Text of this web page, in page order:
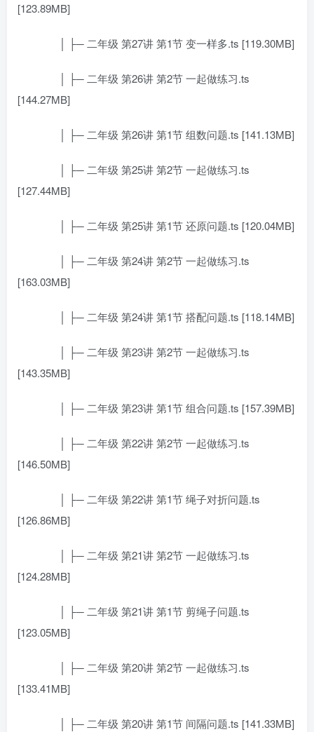
[123.89MB]
│ ├─ 二年级 第27讲 第1节 变一样多.ts [119.30MB]
│ ├─ 二年级 第26讲 第2节 一起做练习.ts
[144.27MB]
│ ├─ 二年级 第26讲 第1节 组数问题.ts [141.13MB]
│ ├─ 二年级 第25讲 第2节 一起做练习.ts
[127.44MB]
│ ├─ 二年级 第25讲 第1节 还原问题.ts [120.04MB]
│ ├─ 二年级 第24讲 第2节 一起做练习.ts
[163.03MB]
│ ├─ 二年级 第24讲 第1节 搭配问题.ts [118.14MB]
│ ├─ 二年级 第23讲 第2节 一起做练习.ts
[143.35MB]
│ ├─ 二年级 第23讲 第1节 组合问题.ts [157.39MB]
│ ├─ 二年级 第22讲 第2节 一起做练习.ts
[146.50MB]
│ ├─ 二年级 第22讲 第1节 绳子对折问题.ts
[126.86MB]
│ ├─ 二年级 第21讲 第2节 一起做练习.ts
[124.28MB]
│ ├─ 二年级 第21讲 第1节 剪绳子问题.ts
[123.05MB]
│ ├─ 二年级 第20讲 第2节 一起做练习.ts
[133.41MB]
│ ├─ 二年级 第20讲 第1节 间隔问题.ts [141.33MB]